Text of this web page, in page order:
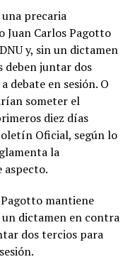
precaria
Carlos Pagotto
y, sin un dictamen
deben juntar dos
debate en sesión. O
someter el
diez días
Oficial, según lo
la
aspecto.
mantiene
un dictamen en contra
dos tercios para